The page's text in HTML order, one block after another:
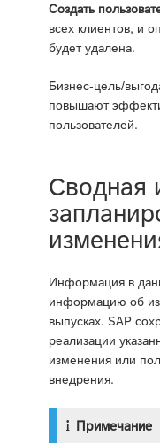
Создать
всех клиентов, и
будет удалена.
Бизнес-цель/
повышают
пользователей.
Сводная
Информация в
информацию об
выпусках. SAP
реализации
изменения или
внедрения.
Примечание